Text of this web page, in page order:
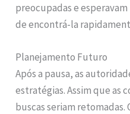
preocupadas e
de encontrá-la
Planejamento Futuro
Após a pausa, as
estratégias. Assim que as
buscas seriam retomadas.